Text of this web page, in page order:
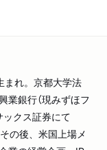
まれ。京都大学法
業銀行（現みずほフ
ックス証券にて
の後、米国上場メ